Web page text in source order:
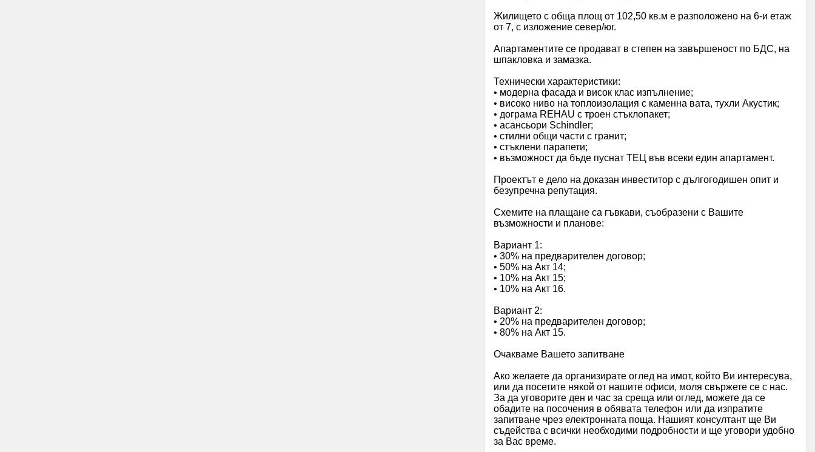
Жилището с обща площ от 102,50 кв.м е разположено на 6-и етаж
от 7, с изложение север/юг.
Апартаментите се продават в степен на завършеност по БДС, на
шпакловка и замазка.
Технически характеристики:
• модерна фасада и висок клас изпълнение;
• високо ниво на топлоизолация с каменна вата, тухли Акустик;
• дограма REHAU с троен стъклопакет;
• асансьори Schindler;
• стилни общи части с гранит;
• стъклени парапети;
• възможност да бъде пуснат ТЕЦ във всеки един апартамент.
Проектът е дело на доказан инвеститор с дългогодишен опит и
безупречна репутация.
Схемите на плащане са гъвкави, съобразени с Вашите
възможности и планове:
Вариант 1:
• 30% на предварителен договор;
• 50% на Акт 14;
• 10% на Акт 15;
• 10% на Акт 16.
Вариант 2:
• 20% на предварителен договор;
• 80% на Акт 15.
Очакваме Вашето запитване
Ако желаете да организирате оглед на имот, който Ви интересува,
или да посетите някой от нашите офиси, моля свържете се с нас.
За да уговорите ден и час за среща или оглед, можете да се
обадите на посочения в обявата телефон или да изпратите
запитване чрез електронната поща. Нашият консултант ще Ви
съдейства с всички необходими подробности и ще уговори удобно
за Вас време.